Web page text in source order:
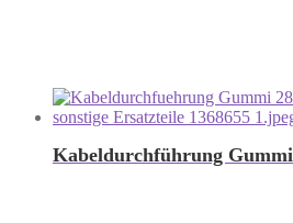
Kabeldurchführung Gummi